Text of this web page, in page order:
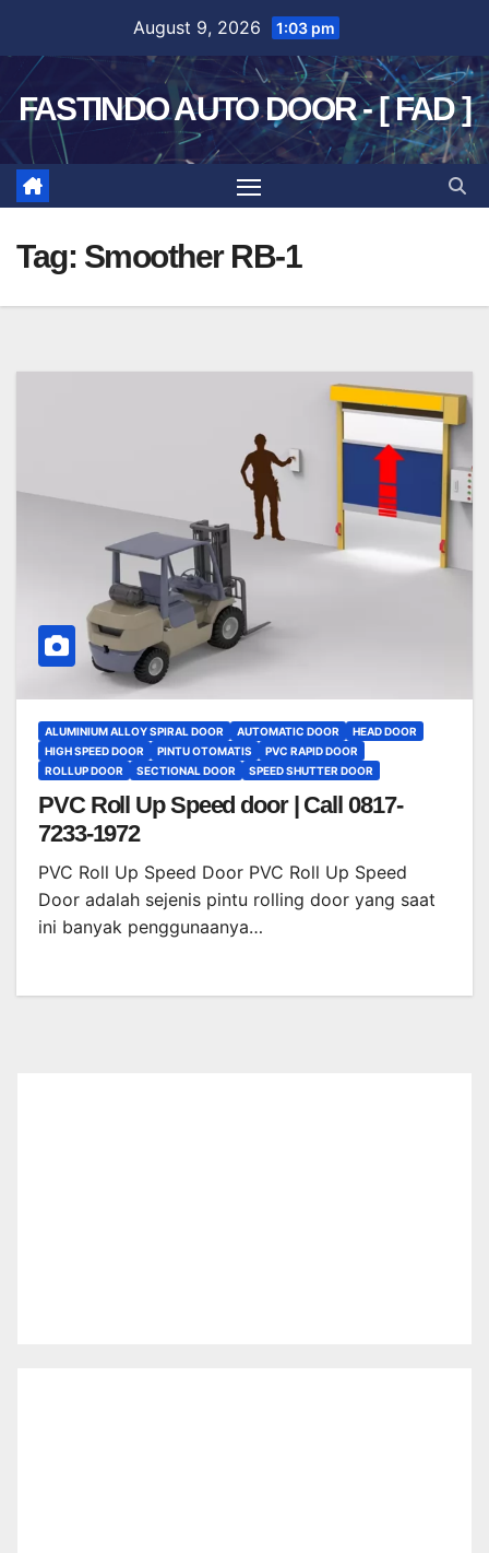
content
August 9, 2026 1:03 pm
FASTINDO AUTO DOOR - [ FAD ]
Tag: Smoother RB-1
ALUMINIUM ALLOY SPIRAL DOOR AUTOMATIC DOOR
HEAD DOOR
HIGH SPEED DOOR
PINTU OTOMATIS
PVC RAPID DOOR
ROLLUP DOOR
SECTIONAL DOOR SPEED SHUTTER DOOR
PVC Roll Up Speed door | Call 0817-
7233-1972
PVC Roll Up Speed Door PVC Roll Up Speed
Door adalah sejenis pintu rolling door yang saat
ini banyak penggunaanya…